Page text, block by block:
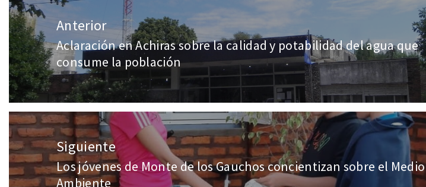
Anterior
Aclaración en Achiras sobre la calidad y potabilidad del agua que
consume la población
Siguiente
Los jóvenes de Monte de los Gauchos concientizan sobre el Medio
Ambiente